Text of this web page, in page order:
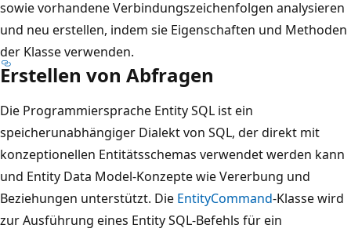
sowie vorhandene Verbindungszeichenfolgen analysieren
und neu erstellen, indem sie Eigenschaften und Methoden
der Klasse verwenden.
Erstellen von Abfragen
Die Programmiersprache Entity SQL ist ein
speicherunabhängiger Dialekt von SQL, der direkt mit
konzeptionellen Entitätsschemas verwendet werden kann
und Entity Data Model-Konzepte wie Vererbung und
Beziehungen unterstützt. Die EntityCommand-Klasse wird
zur Ausführung eines Entity SQL-Befehls für ein